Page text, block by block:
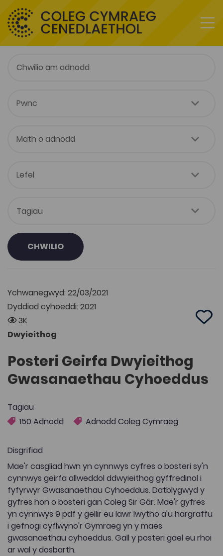
CHWILIO
Ychwanegwyd: 22/03/2021
Dyddiad cyhoeddi: 2021
3K
Dwyieithog
Add
Posteri Geirfa Dwyieithog
Gwasanaethau Cyhoeddus
Tagiau
150 Adnodd
Adnodd Coleg Cymraeg
Disgrifiad
Mae'r casgliad hwn yn cynnwys cyfres o bosteri sy'n
cynnwys geirfa allweddol ddwyieithog gyffredinol i
fyfyrwyr Gwasanaethau Cyhoeddus. Datblygwyd y
gyfres hon o bosteri gan Coleg Sir Gâr. Mae'r gyfres
yn cynnwys 9 pdf y gellir eu lawr lwytho a'u hargraffu
i gefnogi cyflwyno'r Gymraeg yn y maes
gwasanaethau cyhoeddus. Gall y posteri gael eu rhoi
ar wal y dosbarth.